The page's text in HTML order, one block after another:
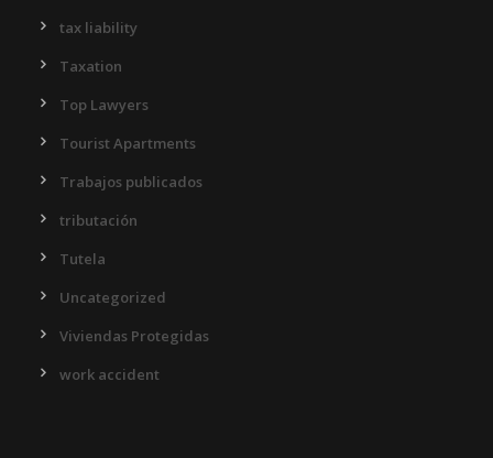
tax liability
Taxation
Top Lawyers
Tourist Apartments
Trabajos publicados
tributación
Tutela
Uncategorized
Viviendas Protegidas
work accident